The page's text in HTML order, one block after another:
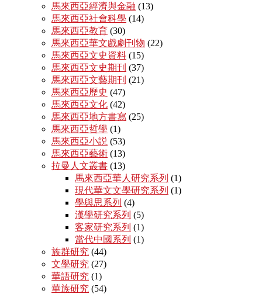
馬來西亞經濟與金融 (13)
馬來西亞社會科學 (14)
馬來西亞教育 (30)
馬來西亞華文戲劇刊物 (22)
馬來西亞文史資料 (15)
馬來西亞文史期刊 (37)
馬來西亞文藝期刊 (21)
馬來西亞歷史 (47)
馬來西亞文化 (42)
馬來西亞地方書寫 (25)
馬來西亞哲學 (1)
馬來西亞小説 (53)
馬來西亞藝術 (13)
拉曼人文叢書 (13)
馬來西亞華人研究系列 (1)
現代華文文學研究系列 (1)
學與思系列 (4)
漢學研究系列 (5)
客家研究系列 (1)
當代中國系列 (1)
族群研究 (44)
文學研究 (27)
華語研究 (1)
華族研究 (54)